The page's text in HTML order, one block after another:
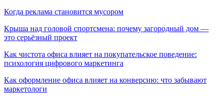
Когда реклама становится мусором
Крыша над головой спортсмена: почему загородный дом —
это серьёзный проект
Как чистота офиса влияет на покупательское поведение:
психология цифрового маркетинга
Как оформление офиса влияет на конверсию: что забывают
маркетологи